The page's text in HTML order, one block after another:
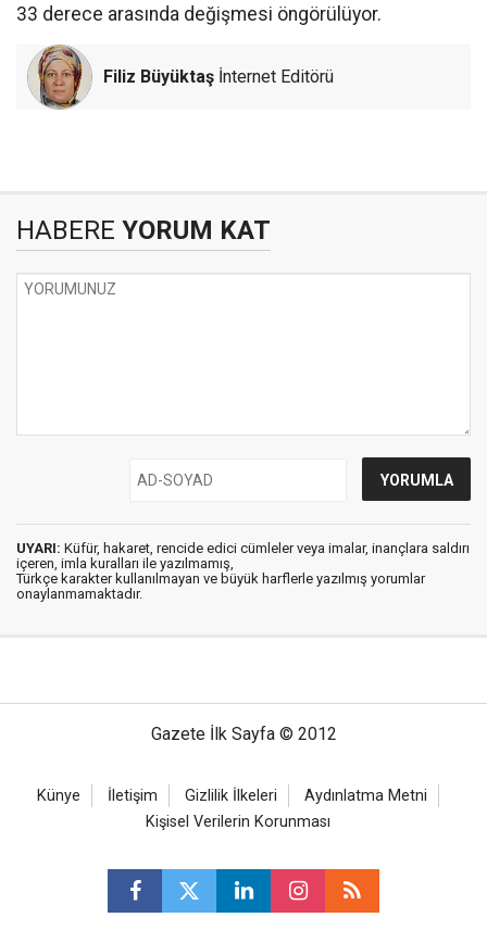
33 derece arasında değişmesi öngörülüyor.
Filiz Büyüktaş İnternet Editörü
HABERE YORUM KAT
UYARI: Küfür, hakaret, rencide edici cümleler veya imalar, inançlara saldırı
içeren, imla kuralları ile yazılmamış,
Türkçe karakter kullanılmayan ve büyük harflerle yazılmış yorumlar
onaylanmamaktadır.
Gazete İlk Sayfa © 2012
Künye İletişim Gizlilik İlkeleri
Aydınlatma Metni
Kişisel Verilerin Korunması